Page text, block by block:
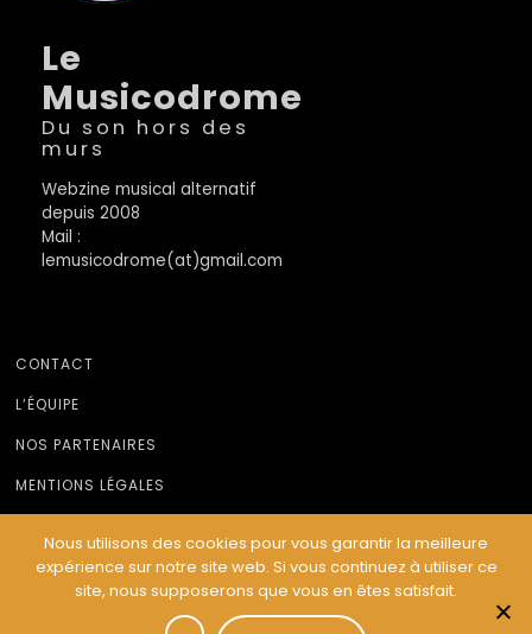
Le
Musicodrome
Du son hors des
murs
Webzine musical alternatif
depuis 2008
Mail :
lemusicodrome(at)gmail.com
CONTACT
L’ÉQUIPE
NOS PARTENAIRES
MENTIONS LÉGALES
© Le Musicodrome 2022 - Webdesign :Cereal Concept
Nous utilisons des cookies pour vous garantir la meilleure
expérience sur notre site web. Si vous continuez à utiliser ce
site, nous supposerons que vous en êtes satisfait.